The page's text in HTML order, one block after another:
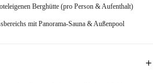
Berghütte (pro Person & Aufenthalt)
mit Panorama-Sauna & Außenpool